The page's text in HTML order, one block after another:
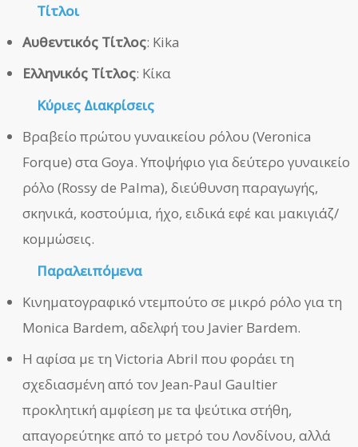
Τίτλοι
Αυθεντικός Τίτλος: Kika
Ελληνικός Τίτλος: Κίκα
Κύριες Διακρίσεις
Βραβείο πρώτου γυναικείου ρόλου (Veronica
Forque) στα Goya. Υποψήφιο για δεύτερο γυναικείο
ρόλο (Rossy de Palma), διεύθυνση παραγωγής,
σκηνικά, κοστούμια, ήχο, ειδικά εφέ και μακιγιάζ/
κομμώσεις.
Παραλειπόμενα
Κινηματογραφικό ντεμπούτο σε μικρό ρόλο για τη
Monica Bardem, αδελφή του Javier Bardem.
Η αφίσα με τη Victoria Abril που φοράει τη
σχεδιασμένη από τον Jean-Paul Gaultier
προκλητική αμφίεση με τα ψεύτικα στήθη,
απαγορεύτηκε από το μετρό του Λονδίνου, αλλά